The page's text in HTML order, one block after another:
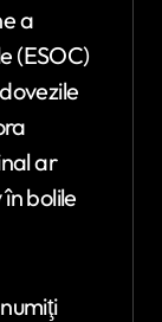
a
(ESOC)
ar
bolile